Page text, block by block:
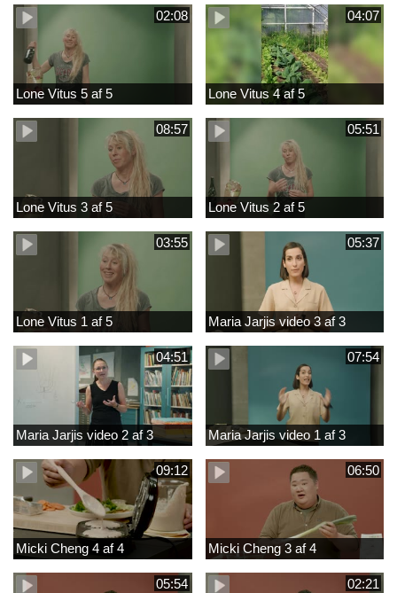
02:08
Lone Vitus 5 af 5
04:07
Lone Vitus 4 af 5
08:57
Lone Vitus 3 af 5
05:51
Lone Vitus 2 af 5
03:55
Lone Vitus 1 af 5
05:37
Maria Jarjis video 3 af 3
04:51
Maria Jarjis video 2 af 3
07:54
Maria Jarjis video 1 af 3
09:12
Micki Cheng 4 af 4
06:50
Micki Cheng 3 af 4
05:54 02:21